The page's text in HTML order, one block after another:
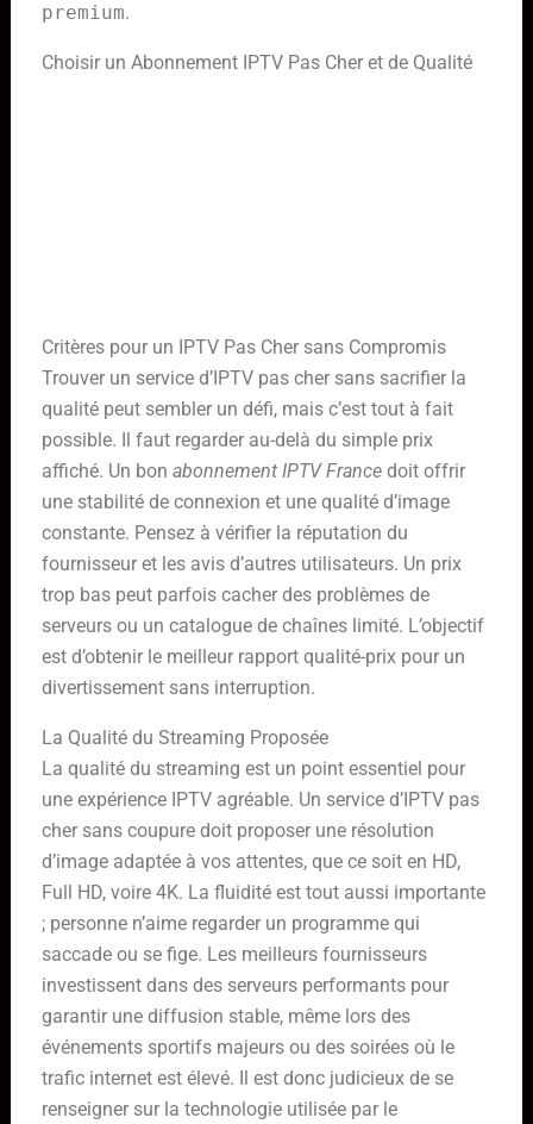
premium.
Choisir un Abonnement IPTV Pas Cher et de Qualité
Critères pour un IPTV Pas Cher sans Compromis
Trouver un service d’IPTV pas cher sans sacrifier la
qualité peut sembler un défi, mais c’est tout à fait
possible. Il faut regarder au-delà du simple prix
affiché. Un bon abonnement IPTV Francedoit offrir
une stabilité de connexion et une qualité d’image
constante. Pensez à vérifier la réputation du
fournisseur et les avis d’autres utilisateurs. Un prix
trop bas peut parfois cacher des problèmes de
serveurs ou un catalogue de chaînes limité. L’objectif
est d’obtenir le meilleur rapport qualité-prix pour un
divertissement sans interruption.
La Qualité du Streaming Proposée
La qualité du streaming est un point essentiel pour
une expérience IPTV agréable. Un service d’IPTV pas
cher sans coupure doit proposer une résolution
d’image adaptée à vos attentes, que ce soit en HD,
Full HD, voire 4K. La fluidité est tout aussi importante
; personne n’aime regarder un programme qui
saccade ou se fige. Les meilleurs fournisseurs
investissent dans des serveurs performants pour
garantir une diffusion stable, même lors des
événements sportifs majeurs ou des soirées où le
trafic internet est élevé. Il est donc judicieux de se
renseigner sur la technologie utilisée par le